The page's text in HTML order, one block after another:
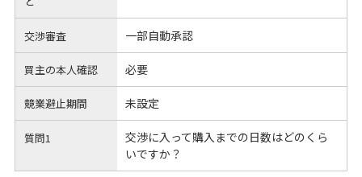
交渉審査 一部自動承認
買主の本人確認 必要
競業避止期間 未設定
質問1
交渉に入って購入までの日数はどのくら
いですか？